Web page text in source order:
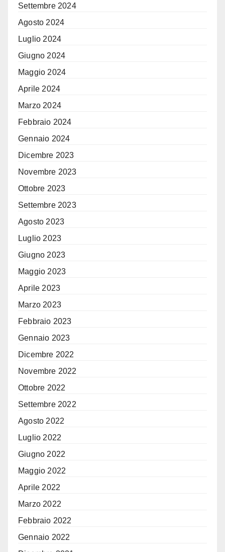
Settembre 2024
Agosto 2024
Luglio 2024
Giugno 2024
Maggio 2024
Aprile 2024
Marzo 2024
Febbraio 2024
Gennaio 2024
Dicembre 2023
Novembre 2023
Ottobre 2023
Settembre 2023
Agosto 2023
Luglio 2023
Giugno 2023
Maggio 2023
Aprile 2023
Marzo 2023
Febbraio 2023
Gennaio 2023
Dicembre 2022
Novembre 2022
Ottobre 2022
Settembre 2022
Agosto 2022
Luglio 2022
Giugno 2022
Maggio 2022
Aprile 2022
Marzo 2022
Febbraio 2022
Gennaio 2022